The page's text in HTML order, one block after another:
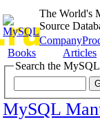
The World's
Source
Company
Books
Articles
Search the
MySQL